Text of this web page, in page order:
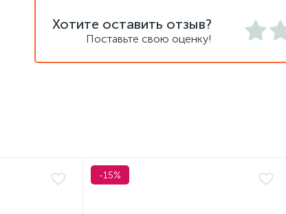
Хотите оставить отзыв?
Поставьте свою оценку!
-15%